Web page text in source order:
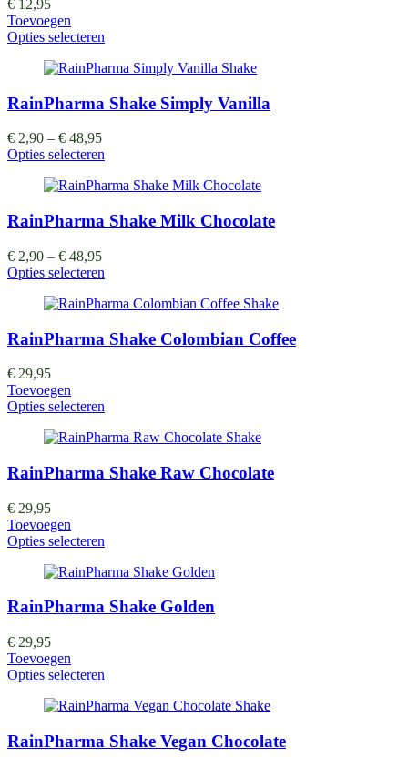
€ 12,95
Toevoegen
Opties selecteren
RainPharma Shake Simply Vanilla
€ 2,90 – € 48,95
Opties selecteren
RainPharma Shake Milk Chocolate
€ 2,90 – € 48,95
Opties selecteren
RainPharma Shake Colombian Coffee
€ 29,95
Toevoegen
Opties selecteren
RainPharma Shake Raw Chocolate
€ 29,95
Toevoegen
Opties selecteren
RainPharma Shake Golden
€ 29,95
Toevoegen
Opties selecteren
RainPharma Shake Vegan Chocolate